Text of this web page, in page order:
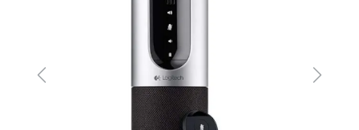
Previous Next